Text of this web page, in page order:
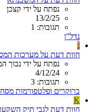
נפתח על ידי קצכן
13/2/25
תגובות: 1
נדל"ן
נ
חוות דעת על מערכות
נפתח על ידי נבוך
4/12/24
תגובות: 3
ברוקרים ופלטפורמות
K
חוות דעת לגבי תיק